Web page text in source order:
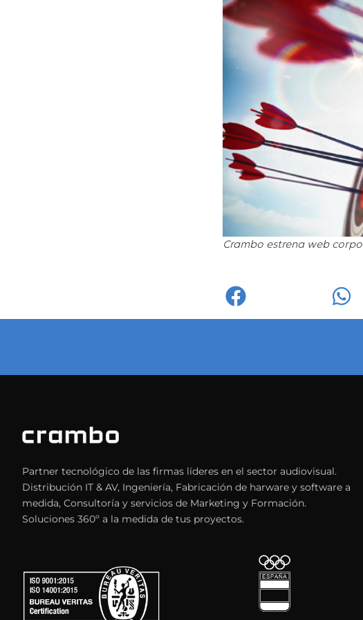
Crambo estrena web
Partner tecnológico de las firmas líderes en el sector audiovisual.
Distribución IT & AV, Ingeniería, Fabricación de harware y software a
medida, Consultoría y servicios de Marketing y Formación.
Soluciones 360º a la medida de tus proyectos.